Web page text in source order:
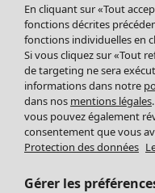
Leggings et collants
Accessoires
Chaussures
Vêtements de bain
Basics
Soldes Mobilier
Bonnes affaires déco
Décoration
Textiles
Tapis
Éponge
En cliquant sur «Tout
fonctions décrites
fonctions individuelles en
Si vous cliquez sur «Tout
de targeting ne sera
informations dans notre
dans nos mentions légales
vous pouvez également
consentement que vous
Protection des données
Gérer les